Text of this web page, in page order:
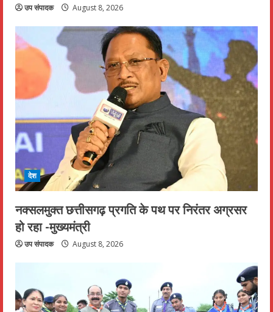
उप संपादक August 8, 2026
देश
नक्सलमुक्त छत्तीसगढ़ प्रगति के पथ पर निरंतर अग्रसर
हो रहा -मुख्यमंत्री
उप संपादक August 8, 2026